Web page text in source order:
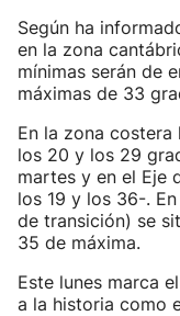
Según ha
en la zona
mínimas serán de
máximas de 33
En la zona
los 20 y los 29
martes y en el Eje
los 19 y los 36-.
de transición) se
35 de máxima.
Este lunes marca
a la historia como